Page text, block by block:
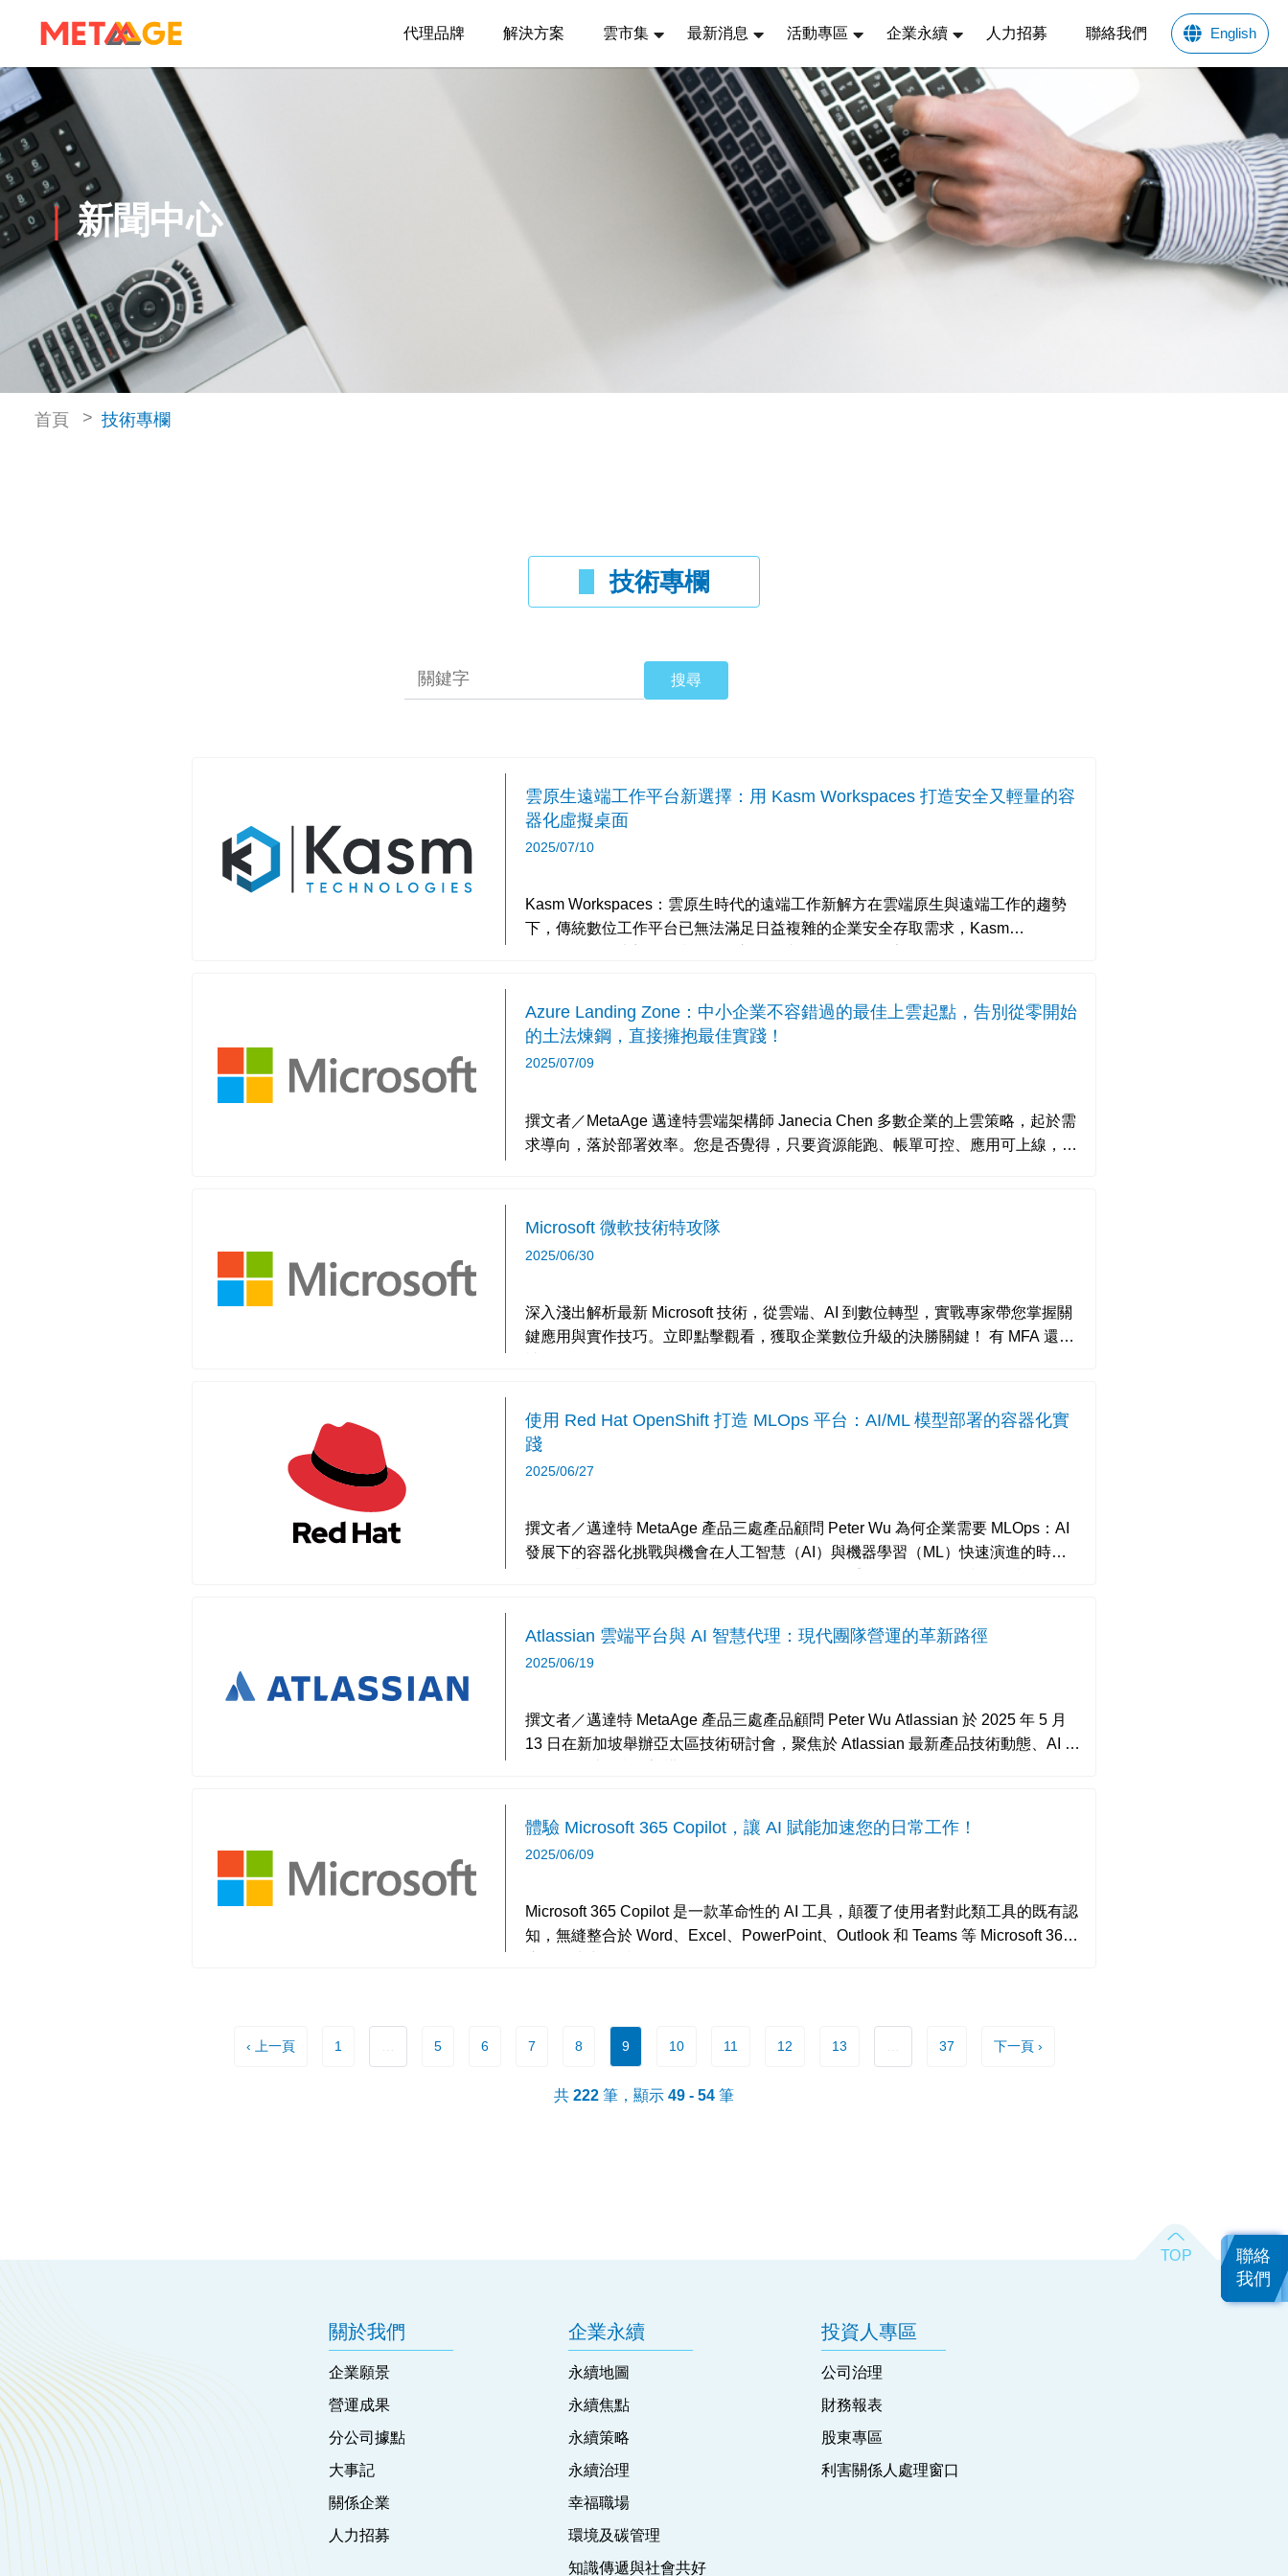
代理品牌 解決方案 雲市集 最新消息 活動專區 企業永續 人力招募 聯絡我們 English
新聞中心
首頁 技術專欄
技術專欄
雲原生遠端工作平台新選擇：用 Kasm Workspaces 打造安全又輕量的容
器化虛擬桌面
2025/07/10
Kasm Workspaces：雲原生時代的遠端工作新解方在雲端原生與遠端工作的趨勢
下，傳統數位工作平台已無法滿足日益複雜的企業安全存取需求，Kasm
Azure Landing Zone：中小企業不容錯過的最佳上雲起點，告別從零開始
的土法煉鋼，直接擁抱最佳實踐！
2025/07/09
撰文者／MetaAge 邁達特雲端架構師 Janecia Chen 多數企業的上雲策略，起於需
求導向，落於部署效率。您是否覺得，只要資源能跑、帳單可控、應用可上線，集
Microsoft 微軟技術特攻隊
2025/06/30
深入淺出解析最新 Microsoft 技術，從雲端、AI 到數位轉型，實戰專家帶您掌握關
鍵應用與實作技巧。立即點擊觀看，獲取企業數位升級的決勝關鍵！ 有 MFA 還是
使用 Red Hat OpenShift 打造 MLOps 平台：AI/ML 模型部署的容器化實
踐
2025/06/27
撰文者／邁達特 MetaAge 產品三處產品顧問 Peter Wu 為何企業需要 MLOps：AI
發展下的容器化挑戰與機會在人工智慧（AI）與機器學習（ML）快速演進的時
Atlassian 雲端平台與 AI 智慧代理：現代團隊營運的革新路徑
2025/06/19
撰文者／邁達特 MetaAge 產品三處產品顧問 Peter Wu Atlassian 於 2025 年 5 月
13 日在新加坡舉辦亞太區技術研討會，聚焦於 Atlassian 最新產品技術動態、AI 應
體驗 Microsoft 365 Copilot，讓 AI 賦能加速您的日常工作！
2025/06/09
Microsoft 365 Copilot 是一款革命性的 AI 工具，顛覆了使用者對此類工具的既有認
知，無縫整合於 Word、Excel、PowerPoint、Outlook 和 Teams 等 Microsoft 365
‹ 上一頁 1 5 6 7 8 9 10 11 12 13 37 下一頁 ›
共 222 筆，顯示 49 - 54 筆
關於我們
企業願景
營運成果
分公司據點
大事記
關係企業
人力招募
企業永續
永續地圖
永續焦點
永續策略
永續治理
幸福職場
環境及碳管理
知識傳遞與社會共好
投資人專區
公司治理
財務報表
股東專區
利害關係人處理窗口
聯絡
我們